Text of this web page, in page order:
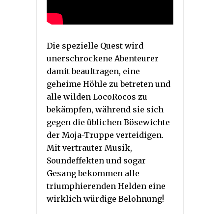
Die spezielle Quest wird
unerschrockene Abenteurer
damit beauftragen, eine
geheime Höhle zu betreten und
alle wilden LocoRocos zu
bekämpfen, während sie sich
gegen die üblichen Bösewichte
der Moja-Truppe verteidigen.
Mit vertrauter Musik,
Soundeffekten und sogar
Gesang bekommen alle
triumphierenden Helden eine
wirklich würdige Belohnung!